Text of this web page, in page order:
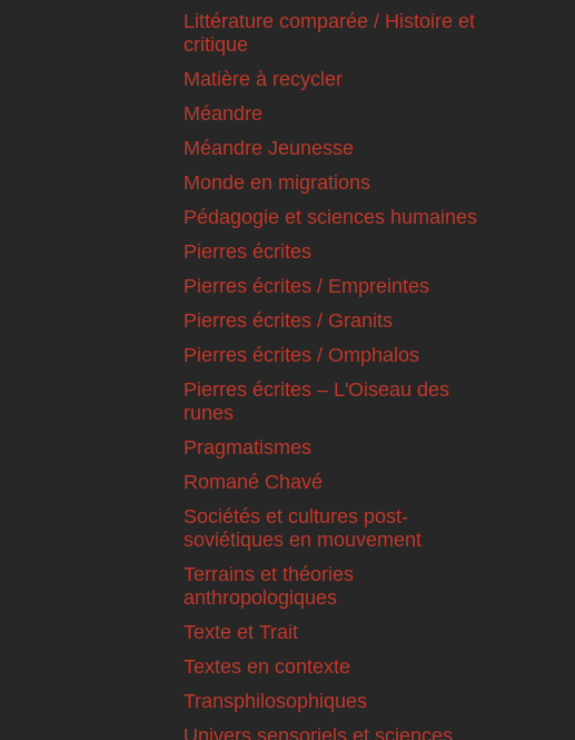
Littérature comparée / Histoire et
critique
Matière à recycler
Méandre
Méandre Jeunesse
Monde en migrations
Pédagogie et sciences humaines
Pierres écrites
Pierres écrites / Empreintes
Pierres écrites / Granits
Pierres écrites / Omphalos
Pierres écrites – L'Oiseau des
runes
Pragmatismes
Romané Chavé
Sociétés et cultures post-
soviétiques en mouvement
Terrains et théories
anthropologiques
Texte et Trait
Textes en contexte
Transphilosophiques